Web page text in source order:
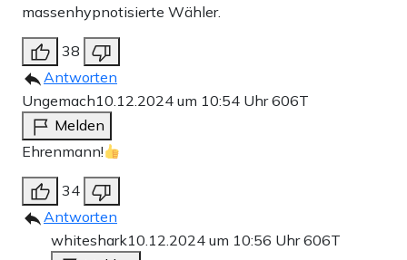
massenhypnotisierte Wähler.
38
Antworten
Ungemach10.12.2024 um 10:54 Uhr606T
Melden
Ehrenmann!
34
Antworten
whiteshark10.12.2024 um 10:56 Uhr606T